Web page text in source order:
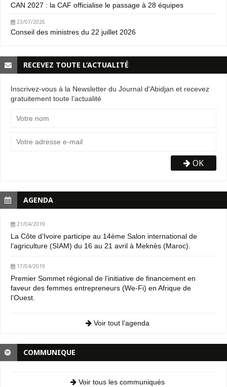
CAN 2027 : la CAF officialise le passage à 28 équipes
23/07/2026
Conseil des ministres du 22 juillet 2026
RECEVEZ TOUTE L’ACTUALITÉ
Inscrivez-vous à la Newsletter du Journal d'Abidjan et recevez
gratuitement toute l’actualité
OK
AGENDA
21/04/2019
La Côte d’Ivoire participe au 14ème Salon international de
l’agriculture (SIAM) du 16 au 21 avril à Meknès (Maroc).
17/04/2019
Premier Sommet régional de l’initiative de financement en
faveur des femmes entrepreneurs (We-Fi) en Afrique de
l’Ouest.
Voir tout l’agenda
COMMUNIQUE
Voir tous les communiqués